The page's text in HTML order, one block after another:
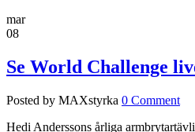
mar
08
Se World Challenge
Posted by MAXstyrka 0 Comment
Hedi Anderssons årliga